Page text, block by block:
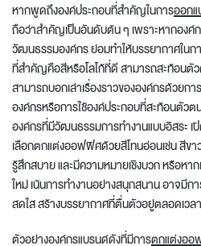
หากพูดถึงองค์ประกอบที่สำคัญในการออก
ถือว่าสำคัญเป็นอันดับต้น ๆ เพราะหากองค์ก
วัฒนธรรมองค์กร ย่อมทำให้บรรยากาศใน
ที่สำคัญคือสีหรือโลโก้ที่ดี สามารถสะท้อนตั
สามารถบอกเล่าเรื่องราวขององค์กรด้วยก
องค์กรหรือการใช้องค์ประกอบที่สะท้อนตัวต
องค์กรที่มีวัฒนธรรมการทำงานแบบอิสระ เ
เลือกตกแต่งออฟฟิศด้วยสีโทนอ่อนเช่น สีขา
รู้สึกสบาย และมีความหมายเชิงบวก หรือห
ใหม่ เน้นการทำงานอย่างสนุกสนาน อาจมี
สดใส สร้างบรรยากาศที่ตื่นตัวอยู่ตลอดเวล
ตัวอย่างองค์กรแบรนด์ดังที่มีการตกแต่งอ